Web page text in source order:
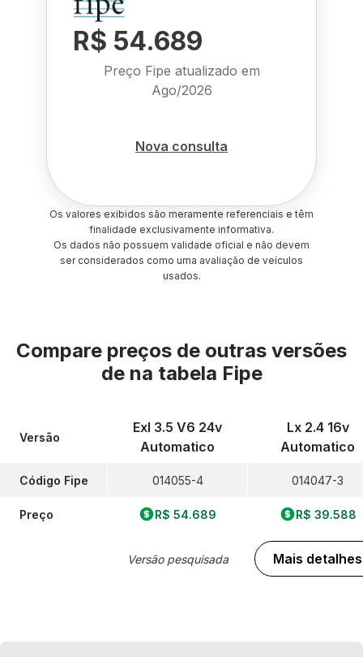
R$ 54.689
Preço Fipe atualizado em
Ago/2026
Nova consulta
Os valores exibidos são meramente referenciais e têm
finalidade exclusivamente informativa.
Os dados não possuem validade oficial e não devem
ser considerados como uma avaliação de veículos
usados.
Compare preços de outras versões
de na tabela Fipe
Versão
Código Fipe
Preço
Exl 3.5 V6 24v
Automatico
014055-4
R$ 54.689
Versão pesquisada
Lx 2.4 16v
Automatico
014047-3
R$ 39.588
Mais detalhes